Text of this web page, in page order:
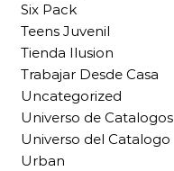
Six Pack
Teens Juvenil
Tienda Ilusion
Trabajar Desde Casa
Uncategorized
Universo de Catalogos
Universo del Catalogo
Urban